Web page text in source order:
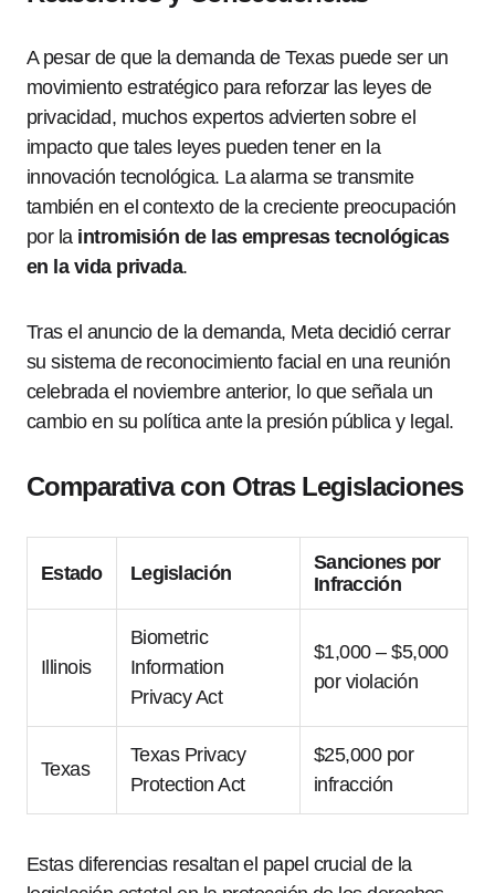
A pesar de que la demanda de Texas puede ser un
movimiento estratégico para reforzar las leyes de
privacidad, muchos expertos advierten sobre el
impacto que tales leyes pueden tener en la
innovación tecnológica. La alarma se transmite
también en el contexto de la creciente preocupación
por la intromisión de las empresas tecnológicas
en la vida privada.
Tras el anuncio de la demanda, Meta decidió cerrar
su sistema de reconocimiento facial en una reunión
celebrada el noviembre anterior, lo que señala un
cambio en su política ante la presión pública y legal.
Comparativa con Otras Legislaciones
Estado Legislación
Sanciones por
Infracción
Illinois
Biometric
Information
Privacy Act
$1,000 – $5,000
por violación
Texas
Texas Privacy
Protection Act
$25,000 por
infracción
Estas diferencias resaltan el papel crucial de la